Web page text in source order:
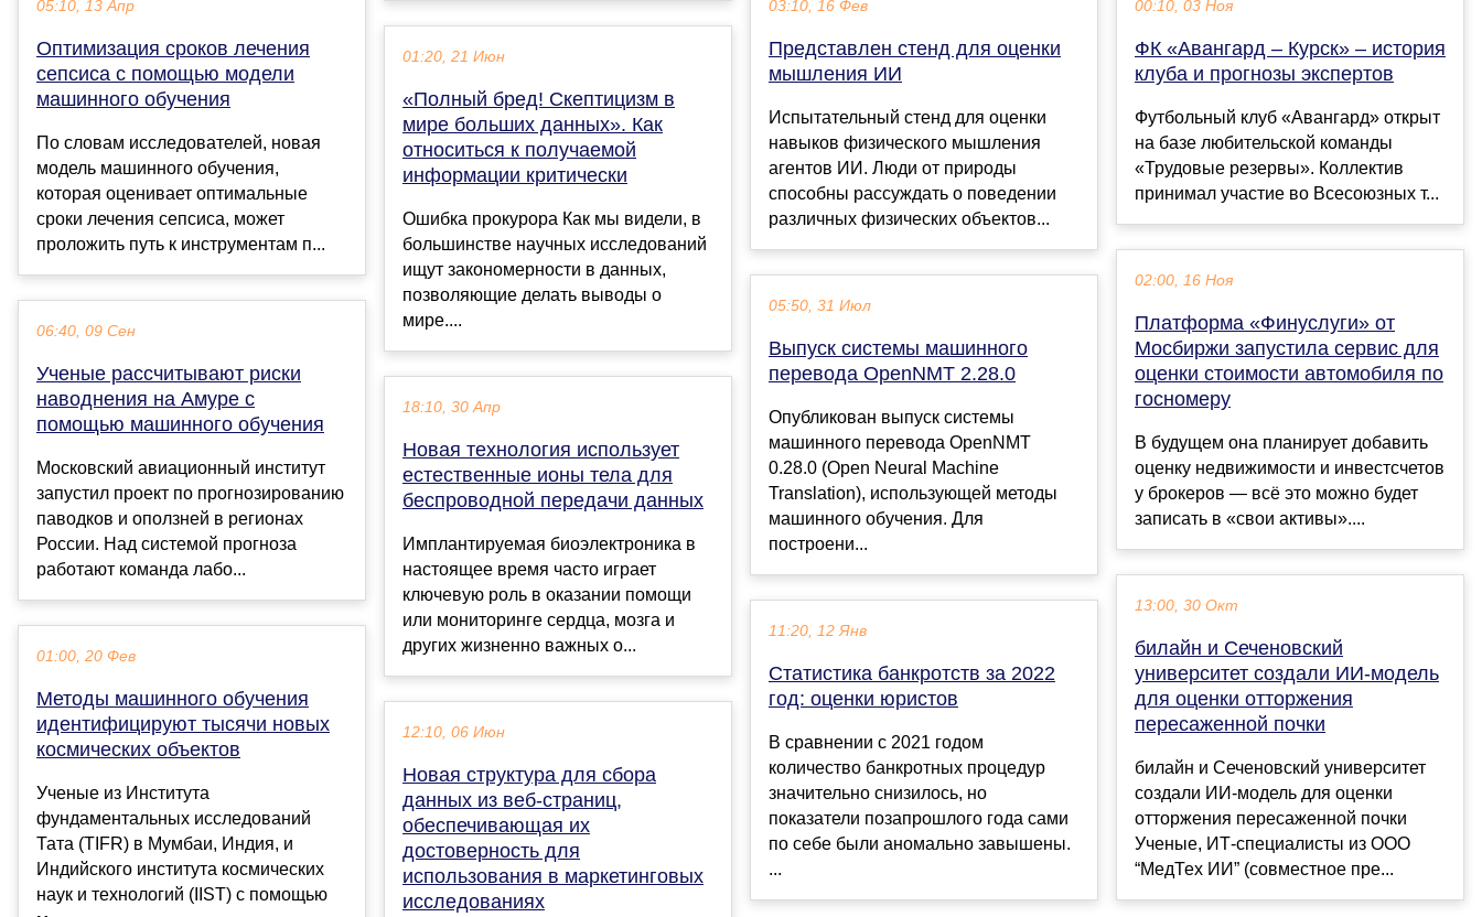
05:10, 13 Апр
Оптимизация сроков лечения
сепсиса с помощью модели
машинного обучения
По словам исследователей, новая
модель машинного обучения,
которая оценивает оптимальные
сроки лечения сепсиса, может
проложить путь к инструментам п...
06:40, 09 Сен
Ученые рассчитывают риски
наводнения на Амуре с
помощью машинного обучения
Московский авиационный институт
запустил проект по прогнозированию
паводков и оползней в регионах
России. Над системой прогноза
работают команда лабо...
01:00, 20 Фев
Методы машинного обучения
идентифицируют тысячи новых
космических объектов
Ученые из Института
фундаментальных исследований
Тата (TIFR) в Мумбаи, Индия, и
Индийского института космических
наук и технологий (IIST) с помощью
01:20, 21 Июн
«Полный бред! Скептицизм в
мире больших данных». Как
относиться к получаемой
информации критически
Ошибка прокурора Как мы видели, в
большинстве научных исследований
ищут закономерности в данных,
позволяющие делать выводы о
мире....
18:10, 30 Апр
Новая технология использует
естественные ионы тела для
беспроводной передачи данных
Имплантируемая биоэлектроника в
настоящее время часто играет
ключевую роль в оказании помощи
или мониторинге сердца, мозга и
других жизненно важных о...
12:10, 06 Июн
Новая структура для сбора
данных из веб-страниц,
обеспечивающая их
достоверность для
использования в маркетинговых
исследованиях
03:10, 16 Фев
Представлен стенд для оценки
мышления ИИ
Испытательный стенд для оценки
навыков физического мышления
агентов ИИ. Люди от природы
способны рассуждать о поведении
различных физических объектов...
05:50, 31 Июл
Выпуск системы машинного
перевода OpenNMT 2.28.0
Опубликован выпуск системы
машинного перевода OpenNMT
0.28.0 (Open Neural Machine
Translation), использующей методы
машинного обучения. Для
построени...
11:20, 12 Янв
Статистика банкротств за 2022
год: оценки юристов
В сравнении с 2021 годом
количество банкротных процедур
значительно снизилось, но
показатели позапрошлого года сами
по себе были аномально завышены.
...
00:10, 03 Ноя
ФК «Авангард – Курск» – история
клуба и прогнозы экспертов
Футбольный клуб «Авангард» открыт
на базе любительской команды
«Трудовые резервы». Коллектив
принимал участие во Всесоюзных т...
02:00, 16 Ноя
Платформа «Финуслуги» от
Мосбиржи запустила сервис для
оценки стоимости автомобиля по
госномеру
В будущем она планирует добавить
оценку недвижимости и инвестсчетов
у брокеров — всё это можно будет
записать в «свои активы»....
13:00, 30 Окт
билайн и Сеченовский
университет создали ИИ-модель
для оценки отторжения
пересаженной почки
билайн и Сеченовский университет
создали ИИ-модель для оценки
отторжения пересаженной почки
Ученые, ИТ-специалисты из ООО
“МедТех ИИ” (совместное пре...